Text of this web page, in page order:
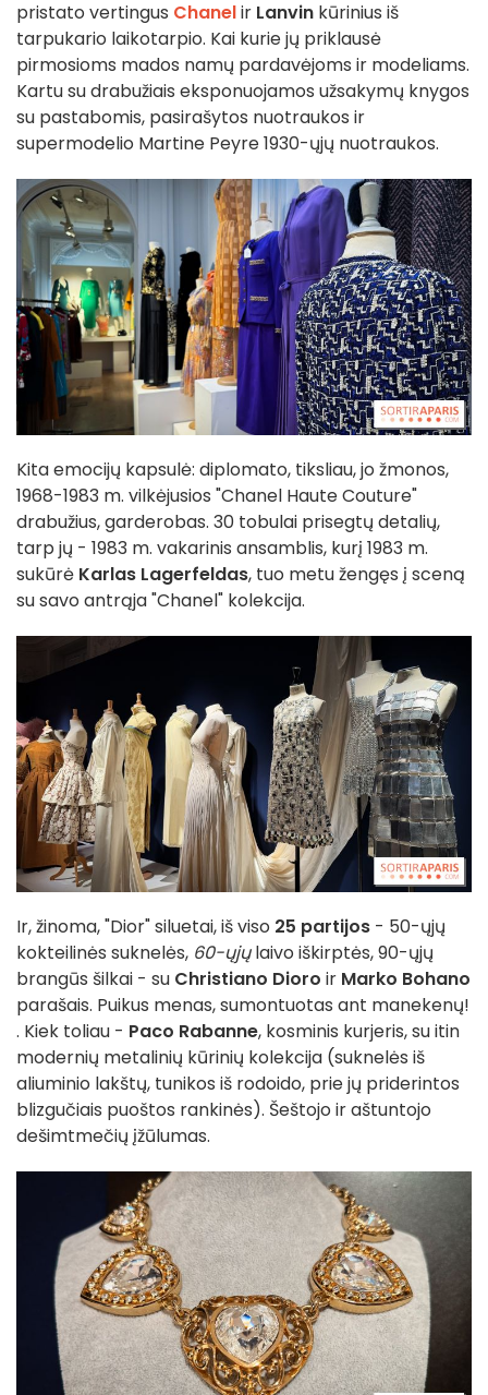
pristato vertingus Chanelir Lanvin kūrinius iš
tarpukario laikotarpio. Kai kurie jų priklausė
pirmosioms mados namų pardavėjoms ir modeliams.
Kartu su drabužiais eksponuojamos užsakymų knygos
su pastabomis, pasirašytos nuotraukos ir
supermodelio Martine Peyre 1930-ųjų nuotraukos.
Kita emocijų kapsulė: diplomato, tiksliau, jo žmonos,
1968-1983 m. vilkėjusios "Chanel Haute Couture"
drabužius, garderobas. 30 tobulai prisegtų detalių,
tarp jų - 1983 m. vakarinis ansamblis, kurį 1983 m.
sukūrė Karlas Lagerfeldas, tuo metu žengęs į sceną
su savo antrąja "Chanel" kolekcija.
Ir, žinoma, "Dior" siluetai, iš viso 25 partijos - 50-ųjų
kokteilinės suknelės, 60-ųjųlaivo iškirptės, 90-ųjų
brangūs šilkai - su Christiano Dioro ir Marko Bohano
parašais. Puikus menas, sumontuotas ant manekenų!
. Kiek toliau - Paco Rabanne, kosminis kurjeris, su itin
modernių metalinių kūrinių kolekcija (suknelės iš
aliuminio lakštų, tunikos iš rodoido, prie jų priderintos
blizgučiais puoštos rankinės). Šeštojo ir aštuntojo
dešimtmečių įžūlumas.